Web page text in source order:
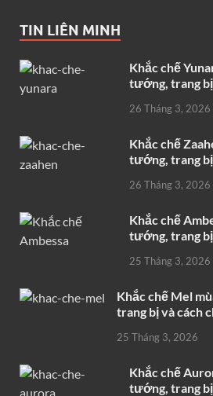
TIN LIÊN MINH
Khắc chế
tướng, trang
26 Tháng 3, 2026
Khắc chế
tướng, trang
26 Tháng 3, 2026
Khắc chế
tướng, trang
25 Tháng 3, 2026
Khắc chế Mel
trang bị và cách
25 Tháng 3, 2026
Khắc chế
tướng, trang